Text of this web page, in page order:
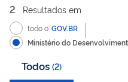
2 Resultados em
todo o GOV.BR
Ministério do
Todos (2)